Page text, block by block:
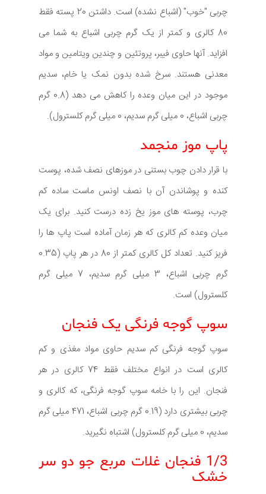
چربی "خوب" (اشباع نشده) است. داشتن 20 پسته فقط
80 کالری و کمتر از یک گرم چربی اشباع به شما می
افزاید. آنها حاوی فیبر، پروتئین و چندین ویتامین و مواد
معدنی هستند. سرخ شده بدون نمک یا خام، سدیم
موجود در این میان وعده را کاهش می دهد (0.8 گرم
چربی اشباع، 0 میلی گرم سدیم، 0 میلی گرم کلسترول).
پاپ موز منجمد
با قرار دادن چوب بستنی در موزهای نصف شده، پوست
کنده و پوشاندن آن با نصف اونس ماست ساده کم
چرب، پوسته های موز یخ زده درست کنید. برای یک
میان وعده کم کالری که هر زمان آماده است پاپ ها را
فریز کنید. تعداد کل کالری کمتر از 80 در هر پاپ (0.35
گرم چربی اشباع، 3 میلی گرم سدیم، 7 میلی گرم
کلسترول) است.
سوپ گوجه فرنگی یک فنجان
سوپ گوجه فرنگی کم سدیم حاوی مواد مغذی و کم
کالری است در انواع مختلف فقط 74 کالری در هر
فنجان. این را با خامه سوپ گوجه فرنگی، که کالری و
چربی بیشتری دارد (0.19 گرم چربی اشباع، 471 میلی گرم
سدیم، 0 میلی گرم کلسترول) اشتباه نگیرید.
1/3 فنجان غلات مربع جو دو سر
خشک